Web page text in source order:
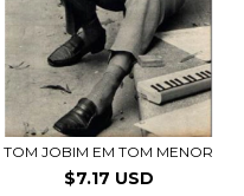
TOM JOBIM EM TOM MENOR
$7.17 USD